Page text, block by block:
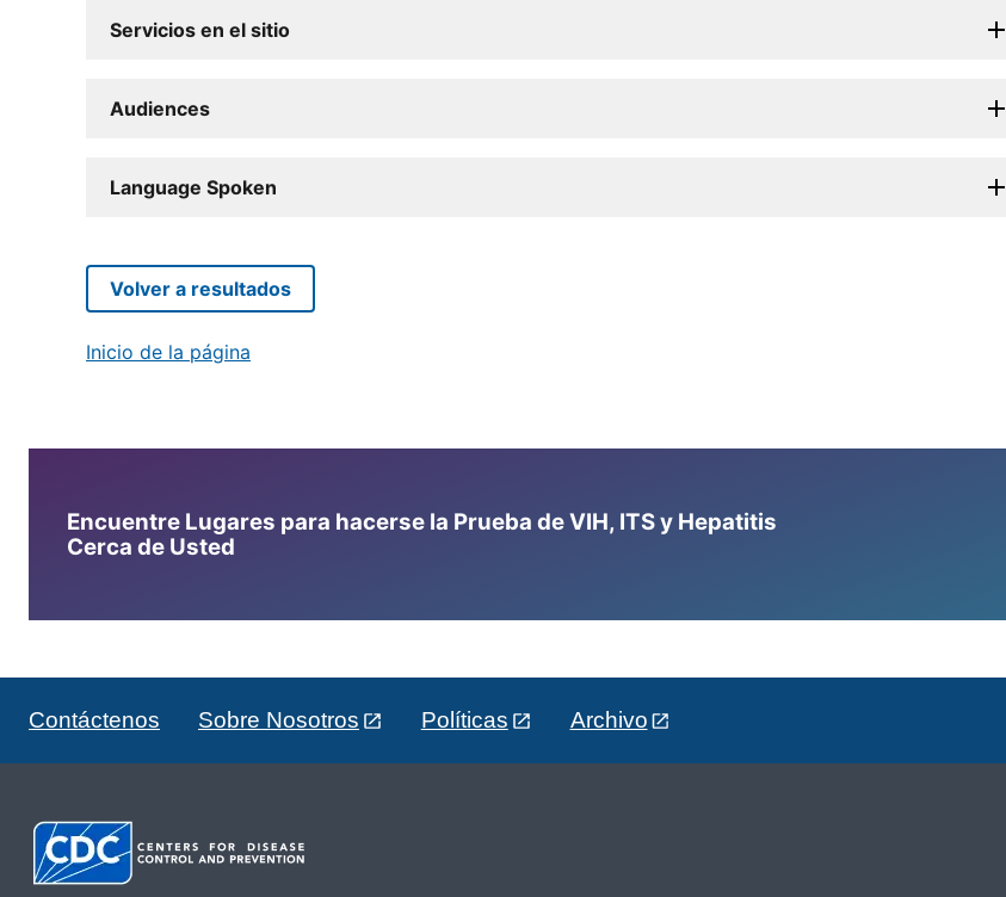
Servicios en el sitio
Audiences
Language Spoken
Volver a resultados
Inicio de la página
Encuentre Lugares para hacerse la Prueba de VIH, ITS y Hepatitis
Cerca de Usted
Contáctenos Sobre Nosotros Políticas Archivo